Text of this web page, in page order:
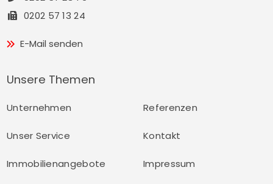
0202 57 13 24
E-Mail senden
Unsere Themen
Unternehmen Referenzen
Unser Service Kontakt
Immobilienangebote Impressum